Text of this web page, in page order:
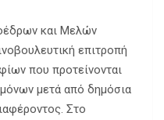
και Μελών
επιτροπή
που προτείνονται
μετά από δημόσια
Στο